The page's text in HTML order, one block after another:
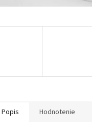
Popis Hodnotenie